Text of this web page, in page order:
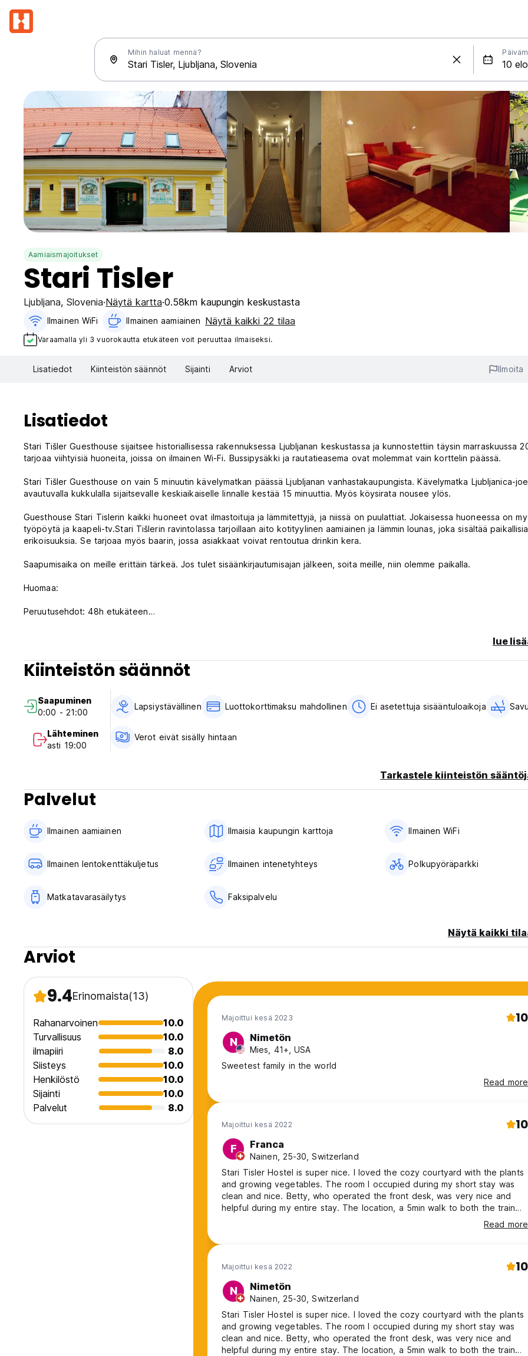
Mihin haluat mennä?
Aamiaismajoitukset
Stari Tisler
Ljubljana, Slovenia Näytä kartta 0.58km kaupungin keskustasta
Ilmainen WiFi Ilmainen aamiainen‎ Näytä kaikki 22 tilaa
Varaamalla yli 3 vuorokautta etukäteen voit peruuttaa ilmaiseksi.
Lisatiedot Kiinteistön säännöt Sijainti Arviot Ilmoita
Lisatiedot
Stari Tišler Guesthouse sijaitsee historiallisessa rakennuksessa Ljubljanan keskustassa ja kunnostettiin täysin marraskuussa
tarjoaa viihtyisiä huoneita, joissa on ilmainen Wi-Fi. Bussipysäkki ja rautatieasema ovat molemmat vain korttelin päässä.
Stari Tišler Guesthouse on vain 5 minuutin kävelymatkan päässä Ljubljanan vanhastakaupungista. Kävelymatka Ljubljanica-
avautuvalla kukkulalla sijaitsevalle keskiaikaiselle linnalle kestää 15 minuuttia. Myös köysirata nousee ylös.
Guesthouse Stari Tislerin kaikki huoneet ovat ilmastoituja ja lämmitettyjä, ja niissä on puulattiat. Jokaisessa huoneessa on
työpöytä ja kaapeli-tv.Stari Tišlerin ravintolassa tarjoillaan aito kotityylinen aamiainen ja lämmin lounas, joka sisältää paikallisia
erikoisuuksia. Se tarjoaa myös baarin, jossa asiakkaat voivat rentoutua drinkin kera.
Saapumisaika on meille erittäin tärkeä. Jos tulet sisäänkirjautumisajan jälkeen, soita meille, niin olemme paikalla.
Huomaa:
Peruutusehdot: 48h etukäteen
Vastaanotto on avoinna klo 21 asti. Odotamme vieraita 1 tunnin pidempään. Mikäli he saapuvat vasta klo 21.00, pidämme sitä
poissaolona ja veloitamme sinulta kokonaishinnan peruutusehtojen mukaisesti. Jos tiedät jo saapuvasi klo 22 jälkeen, sen
vaihtoehto, mutta 40 € lisähintaan.
aikaisemmin/myöhemmin kuin suunnittelet saapumistasi. 1 tunnin kuluttua alkuperäisestä saapumisajasta meidän on
varauksesi. Jos et peruuta 48 tuntia ennen saapumistasi, veloitamme sinulta ensimmäisen yön.
Lähtö ennen klo 11.00
lue
Kiinteistön säännöt
Saapuminen
0:00 - 21:00
Lähteminen
asti 19:00
Lapsiystävällinen Luottokorttimaksu mahdollinen Ei asetettuja sisääntuloaikoja
Verot eivät sisälly hintaan
Tarkastele kiinteistön
Palvelut
Ilmainen aamiainen‎ Ilmaisia ​​kaupungin karttoja Ilmainen WiFi
Ilmainen lentokenttäkuljetus Ilmainen intenetyhteys Polkupyöräparkki
Matkatavarasäilytys Faksipalvelu
Näytä kaikki
Arviot
9.4Erinomaista(13)
Rahanarvoinen
10.0
Turvallisuus
10.0
ilmapiiri
8.0
Siisteys
10.0
Henkilöstö
10.0
Sijainti
10.0
Palvelut
8.0
Majoittui kesä 2023 10
N Nimetön
Mies, 41+, USA
Sweetest family in the world
Read more
Majoittui kesä 2022 10
F Franca
Nainen, 25-30, Switzerland
Stari Tisler Hostel is super nice. I loved the cozy courtyard with the plants
and growing vegetables. The room I occupied during my short stay was
clean and nice. Betty, who operated the front desk, was very nice and
helpful during my entire stay. The location, a 5min walk to both the train
station and downtown, is perfect. The breakfast buffet was generous and
Read more
Majoittui kesä 2022 10
N Nimetön
Nainen, 25-30, Switzerland
Stari Tisler Hostel is super nice. I loved the cozy courtyard with the plants
and growing vegetables. The room I occupied during my short stay was
clean and nice. Betty, who operated the front desk, was very nice and
helpful during my entire stay. The location, a 5min walk to both the train